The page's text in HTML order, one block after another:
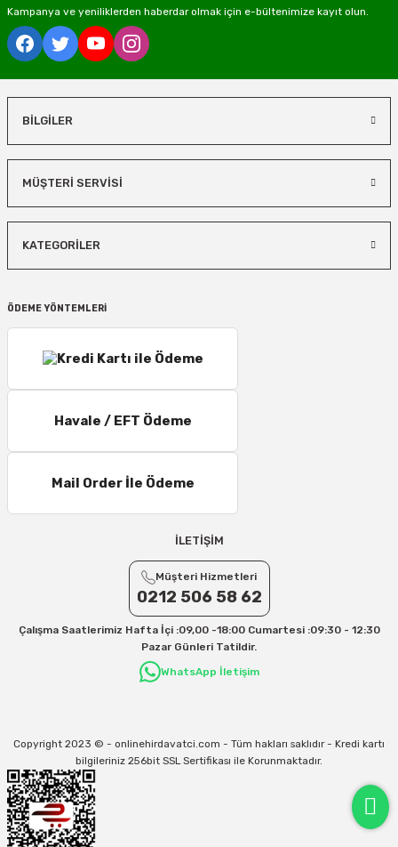
Kampanya ve yeniliklerden haberdar olmak için e-bültenimize kayıt olun.
BİLGİLER
MÜŞTERİ SERVİSİ
KATEGORİLER
ÖDEME YÖNTEMLERİ
Havale / EFT Ödeme
Mail Order İle Ödeme
İLETİŞİM
Müşteri Hizmetleri
0212 506 58 62
Çalışma Saatlerimiz Hafta İçi :09,00 -18:00 Cumartesi :09:30 - 12:30
Pazar Günleri Tatildir.
WhatsApp İletişim
Copyright 2023 © - onlinehirdavatci.com - Tüm hakları saklıdır - Kredi kartı
bilgileriniz 256bit SSL Sertifikası ile Korunmaktadır.